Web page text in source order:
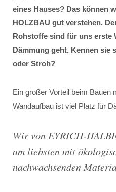
eines Hauses? Das können
HOLZBAU gut verstehen.
Rohstoffe sind für uns erste
Dämmung geht. Kennen sie
oder Stroh?
Ein großer Vorteil beim Bauen
Wandaufbau ist viel Platz für
Wir von EYRICH-
am liebsten mit
nachwachsenden